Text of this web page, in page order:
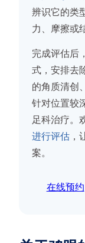
辨识它的类
力、摩擦或
完成评估后
式，安排去
的角质清创
针对位置较
足科治疗。
进行评估，
案。
在线预约